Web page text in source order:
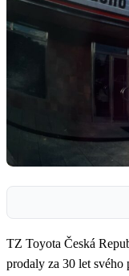
TZ Toyota Česká
prodaly za 30 let svého